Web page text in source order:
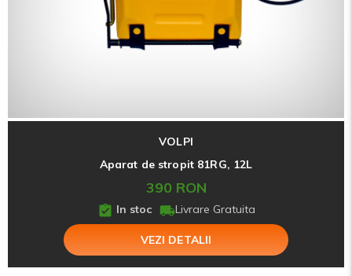
VOLPI
Aparat de stropit 81RG, 12L
390 RON
In stoc Livrare Gratuita
VEZI DETALII